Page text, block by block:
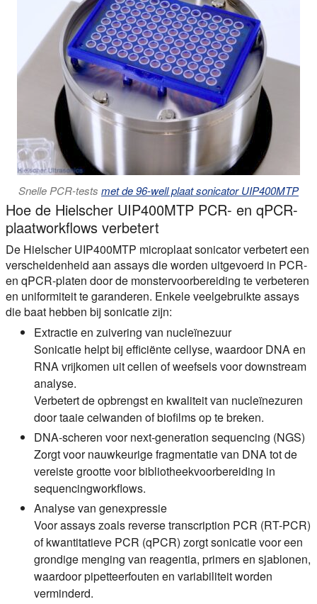
Snelle PCR-tests met de 96-well plaat sonicator UIP400MTP
Hoe de Hielscher UIP400MTP PCR- en qPCR-
plaatworkflows verbetert
De Hielscher UIP400MTP microplaat sonicator verbetert een
verscheidenheid aan assays die worden uitgevoerd in PCR-
en qPCR-platen door de monstervoorbereiding te verbeteren
en uniformiteit te garanderen. Enkele veelgebruikte assays
die baat hebben bij sonicatie zijn:
Extractie en zuivering van nucleïnezuur
Sonicatie helpt bij efficiënte cellyse, waardoor DNA en
RNA vrijkomen uit cellen of weefsels voor downstream
analyse.
Verbetert de opbrengst en kwaliteit van nucleïnezuren
door taaie celwanden of biofilms op te breken.
DNA-scheren voor next-generation sequencing (NGS)
Zorgt voor nauwkeurige fragmentatie van DNA tot de
vereiste grootte voor bibliotheekvoorbereiding in
sequencingworkflows.
Analyse van genexpressie
Voor assays zoals reverse transcription PCR (RT-PCR)
of kwantitatieve PCR (qPCR) zorgt sonicatie voor een
grondige menging van reagentia, primers en sjablonen,
waardoor pipetteerfouten en variabiliteit worden
verminderd.